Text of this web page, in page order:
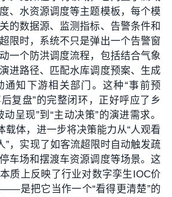
、水资源调度等主题模板，每个模
的数据源、监测指标、告警条件和
限时，系统不只是弹出一个告警窗
一个防洪调度流程，包括结合气象
进路径、匹配水库调度预案、生成
通知下游相关部门。这种“事前预
复盘”的完整闭环，正好呼应了乡
呈现”到“主动决策”的演进需求。
载体，进一步将决策能力从“人观看
”，实现了如客流超限时自动触发疏
车场和摆渡车资源调度等场景。这
质上反映了行业对数字孪生IOC价
是把它当作一个“看得更清楚”的